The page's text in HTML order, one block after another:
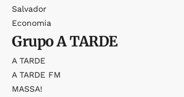
Salvador
Economia
GrupoA TARDE
A TARDE
A TARDE FM
MASSA!